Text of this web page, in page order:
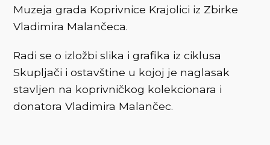
Muzeja grada Koprivnice Krajolici iz Zbirke
Vladimira Malančeca.
Radi se o izložbi slika i grafika iz ciklusa
Skupljači i ostavštine u kojoj je naglasak
stavljen na koprivničkog kolekcionara i
donatora Vladimira Malančec.